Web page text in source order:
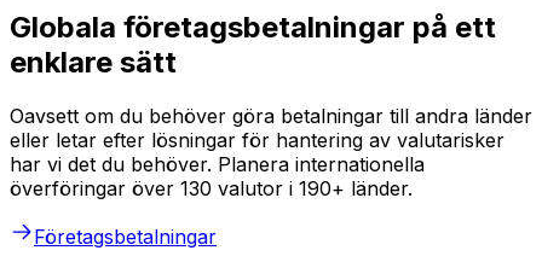
Globala företagsbetalningar på ett
enklare sätt
Oavsett om du behöver göra betalningar till andra länder
eller letar efter lösningar för hantering av valutarisker
har vi det du behöver. Planera internationella
överföringar över 130 valutor i 190+ länder.
Företagsbetalningar